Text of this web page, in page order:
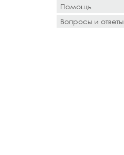
Помощь
Вопросы и ответы